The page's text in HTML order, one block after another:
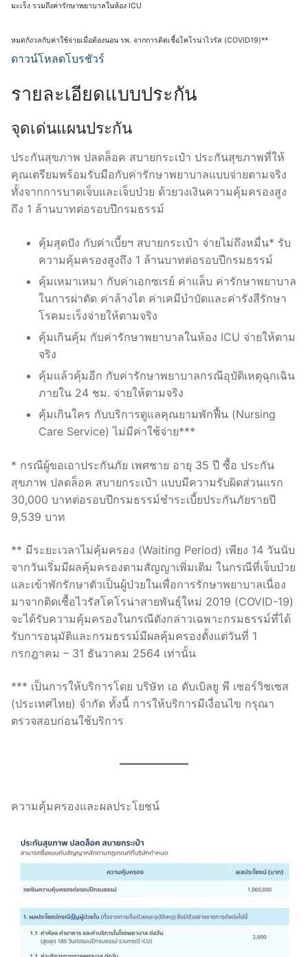
มะเร็ง รวมถึงค่ารักษาพยาบาลในห้อง ICU
หมดกังวลกับค่าใช้จ่ายเมื่อต้องนอน รพ. จากการติดเชื้อโคโรน่าไวรัส (COVID19)**
ดาวน์โหลดโบรชัวร์
รายละเอียดแบบประกัน
จุดเด่นแผนประกัน
ประกันสุขภาพ ปลดล็อค สบายกระเป๋า ประกันสุขภาพที่ให้
คุณเตรียมพร้อมรับมือกับค่ารักษาพยาบาลแบบจ่ายตามจริง
ทั้งจากการบาดเจ็บและเจ็บป่วย ด้วยวงเงินความคุ้มครองสูง
ถึง 1 ล้านบาทต่อรอบปีกรมธรรม์
คุ้มสุดปัง กับค่าเบี้ยฯ สบายกระเป๋า จ่ายไม่ถึงหมื่น* รับ
ความคุ้มครองสูงถึง 1 ล้านบาทต่อรอบปีกรมธรรม์
คุ้มเหมาเหมา กับค่าเอกซเรย์ ค่าแล็บ ค่ารักษาพยาบาล
ในการผ่าตัด ค่าล้างไต ค่าเคมีบำบัดและค่ารังสีรักษา
โรคมะเร็งจ่ายให้ตามจริง
คุ้มเกินคุ้ม กับค่ารักษาพยาบาลในห้อง ICU จ่ายให้ตาม
จริง
คุ้มแล้วคุ้มอีก กับค่ารักษาพยาบาลกรณีอุบัติเหตุฉุกเฉิน
ภายใน 24 ชม. จ่ายให้ตามจริง
คุ้มเกินใคร กับบริการดูแลคุณยามพักฟื้น (Nursing
Care Service) ไม่มีค่าใช้จ่าย***
* กรณีผู้ขอเอาประกันภัย เพศชาย อายุ 35 ปี ซื้อ ประกัน
สุขภาพ ปลดล็อค สบายกระเป๋า แบบมีความรับผิดส่วนแรก
30,000 บาทต่อรอบปีกรมธรรม์ชำระเบี้ยประกันภัยรายปี
9,539 บาท
** มีระยะเวลาไม่คุ้มครอง (Waiting Period) เพียง 14 วันนับ
จากวันเริ่มมีผลคุ้มครองตามสัญญาเพิ่มเติม ในกรณีที่เจ็บป่วย
และเข้าพักรักษาตัวเป็นผู้ป่วยในเพื่อการรักษาพยาบาลเนื่อง
มาจากติดเชื้อไวรัสโคโรน่าสายพันธุ์ใหม่ 2019 (COVID-19)
จะได้รับความคุ้มครองในกรณีดังกล่าวเฉพาะกรมธรรม์ที่ได้
รับการอนุมัติและกรมธรรม์มีผลคุ้มครองตั้งแต่วันที่ 1
กรกฎาคม – 31 ธันวาคม 2564 เท่านั้น
*** เป็นการให้บริการโดย บริษัท เอ ดับเบิลยู พี เซอร์วิชเซส
(ประเทศไทย) จำกัด ทั้งนี้ การให้บริการมีเงื่อนไข กรุณา
ตรวจสอบก่อนใช้บริการ
ความคุ้มครองและผลประโยชน์